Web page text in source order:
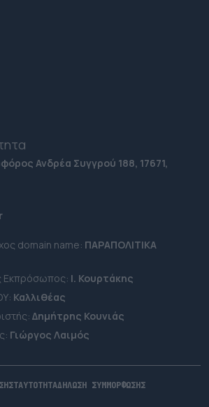
Ανδρέα Συγγρού 188, 17671,
domain name: ΠΑΡΑΠΟΛΙΤΙΚΑ
Εκπρόσωπος: Ι. Κουρτάκης
Καλλιθέας
Δημήτρης Κουνιάς
Γιώργος Λαιμός
ΤΑΥΤΟΤΗΤΑΔΗΛΩΣΗ ΣΥΜΜΟΡΦΩΣΗΣ